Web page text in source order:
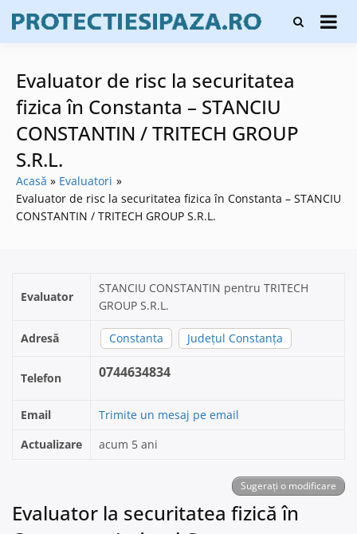
content
Firme de
protecție și
alarmare și
evaluatori de
securitate
Evaluator de risc la securitatea
fizica în Constanta – STANCIU
CONSTANTIN / TRITECH GROUP
S.R.L.
Acasă
Evaluatori
Evaluator de risc la securitatea fizica în Constanta – STANCIU
CONSTANTIN / TRITECH GROUP S.R.L.
Evaluator
STANCIU CONSTANTIN pentru TRITECH
GROUP S.R.L.
Adresă Constanta Județul Constanța
Telefon 0744634834
Email
Trimite un mesaj pe email
Actualizare
acum 5 ani
Sugerați o modificare
Evaluator la securitatea fizică în